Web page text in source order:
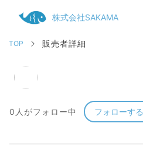
株式会社SAKAMA
TOP 販売者詳細
0人がフォロー中 フォローする